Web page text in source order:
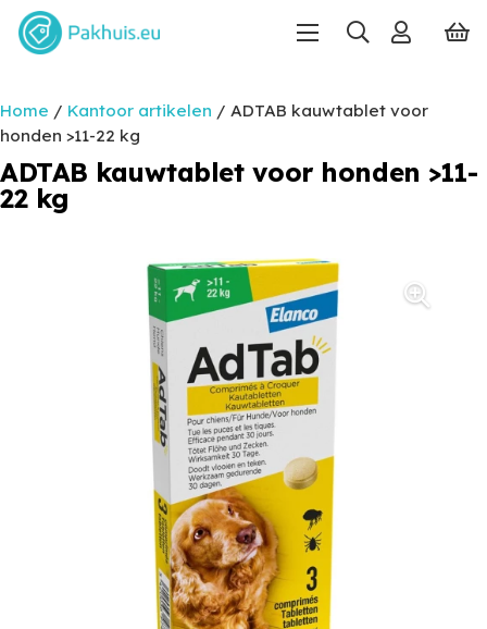
Home / Kantoor artikelen / ADTAB kauwtablet voor
honden >11-22 kg
ADTAB kauwtablet voor honden >11-
22 kg